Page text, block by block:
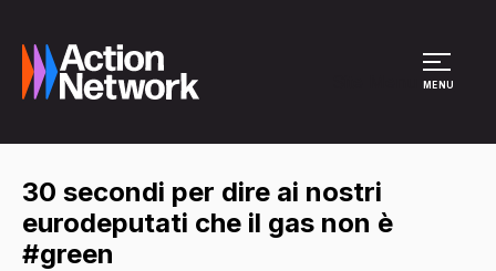
MENU
30 secondi per dire ai nostri
eurodeputati che il gas non è
#green